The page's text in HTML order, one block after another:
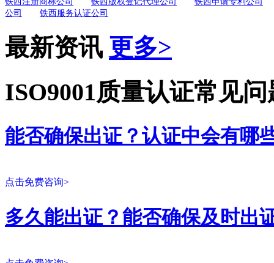
公司
铁西服务认证公司
最新资讯 更多>
ISO9001质量认证常见
能否确保出证？认证中会有哪
点击免费咨询>
多久能出证？能否确保及时出